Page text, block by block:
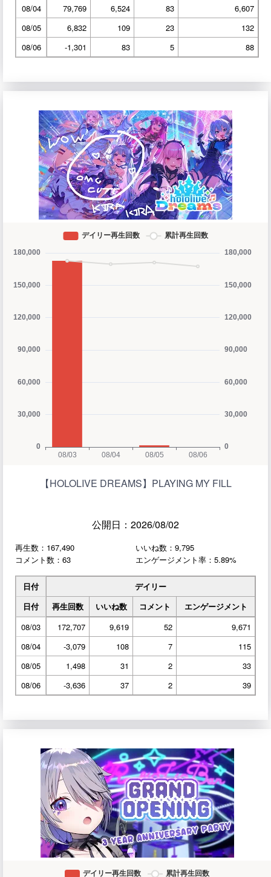
08/04
79,769 6,524 83
6,607
08/05
6,832 109 23
132
08/06
-1,301 83 5 88
【HOLOLIVE DREAMS】PLAYING MY FILL
公開日：2026/08/02
再生数：167,490
いいね数：9,795
コメント数：63
エンゲージメント率：5.89%
日付
デイリー
日付
再生回数 いいね数 コメント
エンゲージメント
08/03
172,707 9,619 52
9,671
08/04
-3,079 108 7
115
08/05
1,498 31 2
33
08/06
-3,636 37 2 39